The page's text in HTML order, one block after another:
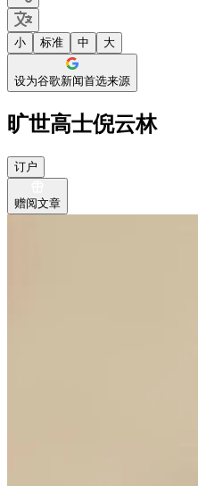
小 标准 中 大
设为谷歌新闻首选来源
旷世高士倪云林
订户
赠阅文章